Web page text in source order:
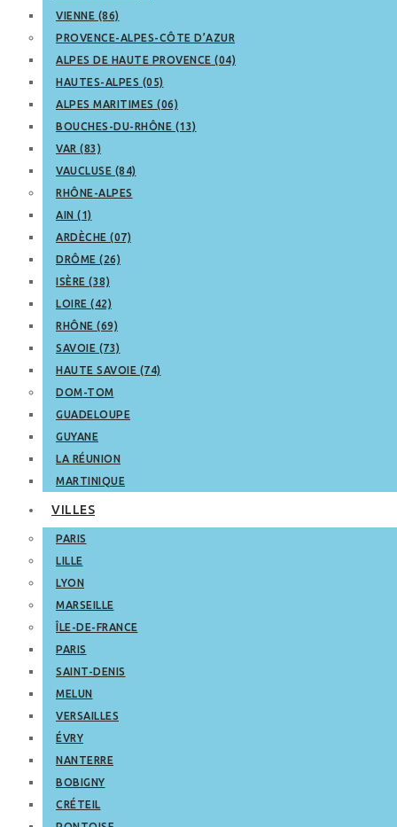
VIENNE (86)
PROVENCE-ALPES-CÔTE D’AZUR
ALPES DE HAUTE PROVENCE (04)
HAUTES-ALPES (05)
ALPES MARITIMES (06)
BOUCHES-DU-RHÔNE (13)
VAR (83)
VAUCLUSE (84)
RHÔNE-ALPES
AIN (1)
ARDÈCHE (07)
DRÔME (26)
ISÈRE (38)
LOIRE (42)
RHÔNE (69)
SAVOIE (73)
HAUTE SAVOIE (74)
DOM-TOM
GUADELOUPE
GUYANE
LA RÉUNION
MARTINIQUE
VILLES
PARIS
LILLE
LYON
MARSEILLE
ÎLE-DE-FRANCE
PARIS
SAINT-DENIS
MELUN
VERSAILLES
ÉVRY
NANTERRE
BOBIGNY
CRÉTEIL